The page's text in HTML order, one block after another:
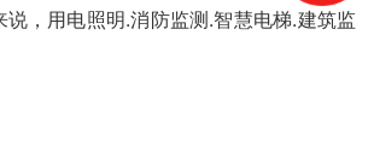
说，用电照明.消防监测.智慧电梯.建筑监